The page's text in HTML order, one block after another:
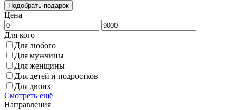
Цена
Для кого
Для любого
Для мужчины
Для женщины
Для детей и подростков
Для двоих
Смотреть ещё
Направления